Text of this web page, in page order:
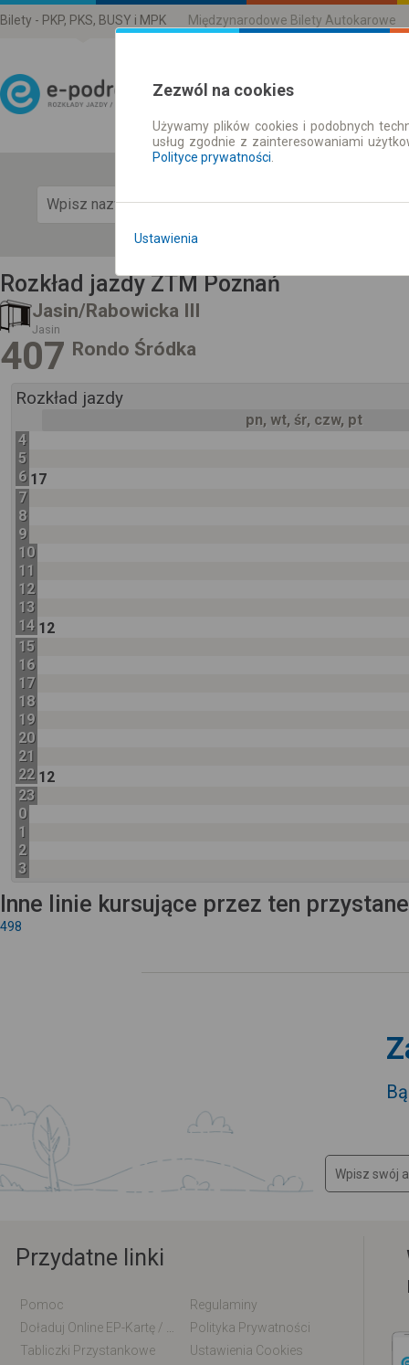
Bilety - PKP, PKS, BUSY i MPK Międzynarodowe Bilety Autokarowe
Rozkład Jazdy | Bilety
Rozkład jazdy ZTM Poznań
Jasin/Rabowicka III
Jasin
407 Rondo Śródka
Rozkład jazdy
pn, wt, śr, czw, pt
4
5
6 17
7
8
9
10
11
12
13
14 12
15
16
17
18
19
20
21
22 12
23
0
1
2
3
Inne linie kursujące przez ten
498
Przydatne linki
Pomoc
Regulaminy
Polityka Prywatności
Tabliczki Przystankowe
Ustawienia Cookies
Zezwól na cookies
Używamy plików cookies i podobnych
usług zgodnie z zainteresowaniami
Polityce prywatności
Ustawienia